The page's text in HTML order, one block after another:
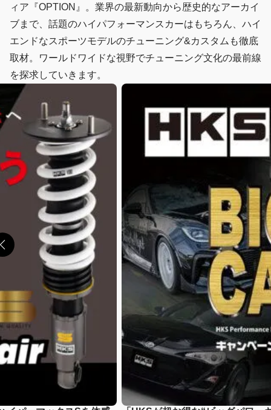
ィア『OPTION』。業界の最新動向から歴史的なアーカイ
ブまで、話題のハイパフォーマンスカーはもちろん、ハイ
エンドなスポーツモデルのチューニング&カスタムも徹底
取材。ワールドワイドな視野でチューニング文化の最前線
を探求していきます。